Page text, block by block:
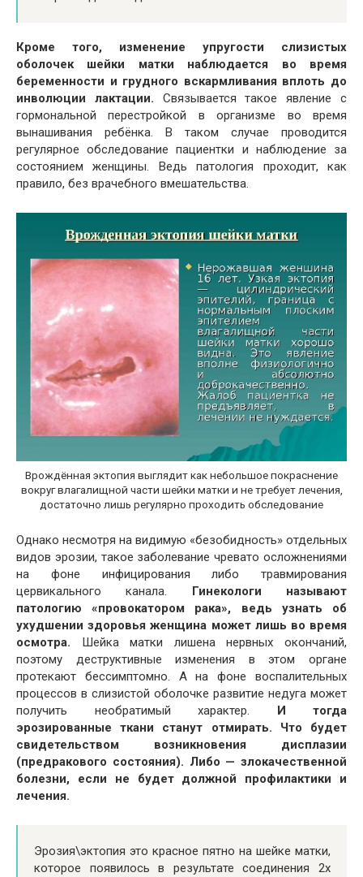
Кроме того, изменение упругости слизистых
оболочек шейки матки наблюдается во время
беременности и грудного вскармливания вплоть до
инволюции лактации. Связывается такое явление с
гормональной перестройкой в организме во время
вынашивания ребёнка. В таком случае проводится
регулярное обследование пациентки и наблюдение за
состоянием женщины. Ведь патология проходит, как
правило, без врачебного вмешательства.
Врождённая эктопия выглядит как небольшое покраснение
вокруг влагалищной части шейки матки и не требует лечения,
достаточно лишь регулярно проходить обследование
Однако несмотря на видимую «безобидность» отдельных
видов эрозии, такое заболевание чревато осложнениями
на фоне инфицирования либо травмирования
цервикального канала. Гинекологи называют
патологию «провокатором рака», ведь узнать об
ухудшении здоровья женщина может лишь во время
осмотра. Шейка матки лишена нервных окончаний,
поэтому деструктивные изменения в этом органе
протекают бессимптомно. А на фоне воспалительных
процессов в слизистой оболочке развитие недуга может
получить необратимый характер. И тогда
эрозированные ткани станут отмирать. Что будет
свидетельством возникновения дисплазии
(предракового состояния). Либо — злокачественной
болезни, если не будет должной профилактики и
лечения.
Эрозия\эктопия это красное пятно на шейке матки,
которое появилось в результате соединения 2х